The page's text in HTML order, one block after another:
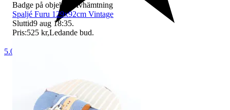
5.0
Badge på objektet:
Avhämtning
Spaljé Furu 129x92cm Vintage
Sluttid9 aug 18:35.
Pris:525 kr,Ledande bud.